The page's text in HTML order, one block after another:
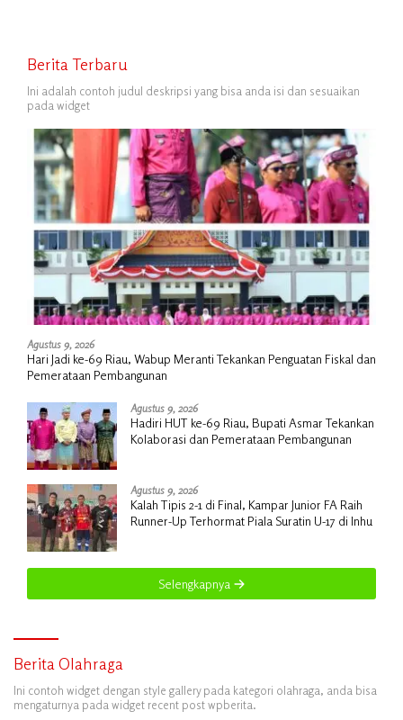
Berita Terbaru
Ini adalah contoh judul deskripsi yang bisa anda isi dan sesuaikan
pada widget
Agustus 9, 2026
Hari Jadi ke-69 Riau, Wabup Meranti Tekankan Penguatan Fiskal dan
Pemerataan Pembangunan
Agustus 9, 2026
Hadiri HUT ke-69 Riau, Bupati Asmar Tekankan
Kolaborasi dan Pemerataan Pembangunan
Agustus 9, 2026
Kalah Tipis 2-1 di Final, Kampar Junior FA Raih
Runner-Up Terhormat Piala Suratin U-17 di Inhu
Selengkapnya
Berita Olahraga
Ini contoh widget dengan style gallery pada kategori olahraga, anda bisa
mengaturnya pada widget recent post wpberita.